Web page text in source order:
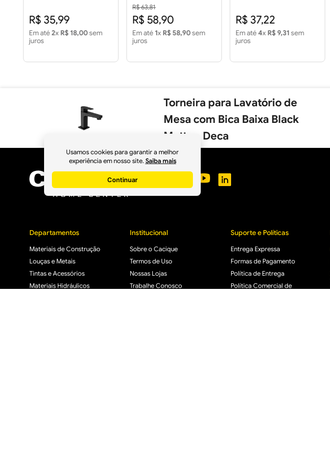
Usamos cookies para garantir a melhor
experiência em nosso site. Saiba mais
Continuar
R$ 35,99
Em até2x R$ 18,00sem
juros
R$ 63,81
R$ 58,90
Em até 1x R$ 58,90sem
juros
R$ 37,22
Em até4x R$ 9,31 sem
juros
Torneira para Lavatório de
Mesa com Bica Baixa Black
Matte - Deca
Departamentos
Materiais de Construção
Louças e Metais
Tintas e Acessórios
Materiais Hidráulicos
Institucional
Sobre o Cacique
Termos de Uso
Nossas Lojas
Trabalhe Conosco
Suporte e Políticas
Entrega Expressa
Formas de Pagamento
Política de Entrega
Política Comercial de